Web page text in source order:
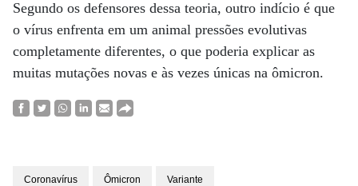
Segundo os defensores dessa teoria, outro indício é que
o vírus enfrenta em um animal pressões evolutivas
completamente diferentes, o que poderia explicar as
muitas mutações novas e às vezes únicas na ômicron.
Coronavírus Ômicron Variante